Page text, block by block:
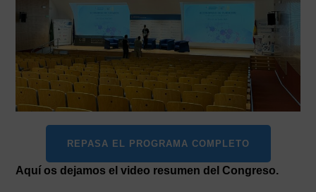
REPASA EL PROGRAMA COMPLETO
Aquí os dejamos el video resumen del Congreso.